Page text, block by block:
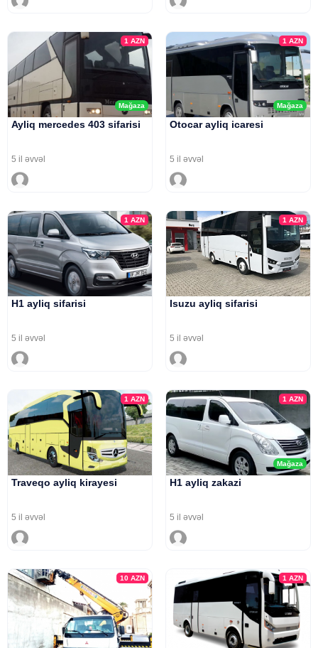
Mağaza
1AZN
Ayliq mercedes 403 sifarisi
5 il əvvəl
Mağaza
1 AZN
Otocar ayliq icaresi
5 il əvvəl
1AZN
H1 ayliq sifarisi
5 il əvvəl
1 AZN
Isuzu ayliq sifarisi
5 il əvvəl
1AZN
Traveqo ayliq kirayesi
5 il əvvəl
Mağaza
1 AZN
H1 ayliq zakazi
5 il əvvəl
10AZN 1 AZN